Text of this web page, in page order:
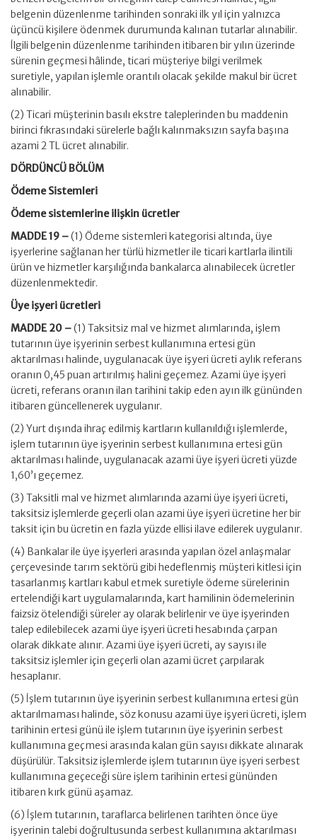
belgenin düzenlenme tarihinden sonraki ilk yıl için yalnızca
üçüncü kişilere ödenmek durumunda kalınan tutarlar alınabilir.
İlgili belgenin düzenlenme tarihinden itibaren bir yılın üzerinde
sürenin geçmesi hâlinde, ticari müşteriye bilgi verilmek
suretiyle, yapılan işlemle orantılı olacak şekilde makul bir ücret
alınabilir.
(2) Ticari müşterinin basılı ekstre taleplerinden bu maddenin
birinci fıkrasındaki sürelerle bağlı kalınmaksızın sayfa başına
azami 2 TL ücret alınabilir.
DÖRDÜNCÜ BÖLÜM
Ödeme Sistemleri
Ödeme sistemlerine ilişkin ücretler
MADDE 19 –(1) Ödeme sistemleri kategorisi altında, üye
işyerlerine sağlanan her türlü hizmetler ile ticari kartlarla ilintili
ürün ve hizmetler karşılığında bankalarca alınabilecek ücretler
düzenlenmektedir.
Üye işyeri ücretleri
MADDE 20 –(1) Taksitsiz mal ve hizmet alımlarında, işlem
tutarının üye işyerinin serbest kullanımına ertesi gün
aktarılması halinde, uygulanacak üye işyeri ücreti aylık referans
oranın 0,45 puan artırılmış halini geçemez. Azami üye işyeri
ücreti, referans oranın ilan tarihini takip eden ayın ilk gününden
itibaren güncellenerek uygulanır.
(2) Yurt dışında ihraç edilmiş kartların kullanıldığı işlemlerde,
işlem tutarının üye işyerinin serbest kullanımına ertesi gün
aktarılması halinde, uygulanacak azami üye işyeri ücreti yüzde
1,60’ı geçemez.
(3) Taksitli mal ve hizmet alımlarında azami üye işyeri ücreti,
taksitsiz işlemlerde geçerli olan azami üye işyeri ücretine her bir
taksit için bu ücretin en fazla yüzde ellisi ilave edilerek uygulanır.
(4) Bankalar ile üye işyerleri arasında yapılan özel anlaşmalar
çerçevesinde tarım sektörü gibi hedeflenmiş müşteri kitlesi için
tasarlanmış kartları kabul etmek suretiyle ödeme sürelerinin
ertelendiği kart uygulamalarında, kart hamilinin ödemelerinin
faizsiz ötelendiği süreler ay olarak belirlenir ve üye işyerinden
talep edilebilecek azami üye işyeri ücreti hesabında çarpan
olarak dikkate alınır. Azami üye işyeri ücreti, ay sayısı ile
taksitsiz işlemler için geçerli olan azami ücret çarpılarak
hesaplanır.
(5) İşlem tutarının üye işyerinin serbest kullanımına ertesi gün
aktarılmaması halinde, söz konusu azami üye işyeri ücreti, işlem
tarihinin ertesi günü ile işlem tutarının üye işyerinin serbest
kullanımına geçmesi arasında kalan gün sayısı dikkate alınarak
düşürülür. Taksitsiz işlemlerde işlem tutarının üye işyeri serbest
kullanımına geçeceği süre işlem tarihinin ertesi gününden
itibaren kırk günü aşamaz.
(6) İşlem tutarının, taraflarca belirlenen tarihten önce üye
işyerinin talebi doğrultusunda serbest kullanımına aktarılması